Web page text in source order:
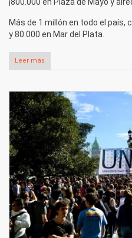
¡800.000 en Plaza de Mayo y
Más de 1 millón en todo el país,
y 80.000 en Mar del Plata.
Leer más